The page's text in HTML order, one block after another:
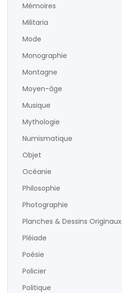
Mémoires
Militaria
Mode
Monographie
Montagne
Moyen-âge
Musique
Mythologie
Numismatique
Objet
Océanie
Philosophie
Photographie
Planches & Dessins Originaux
Pléiade
Poésie
Policier
Politique